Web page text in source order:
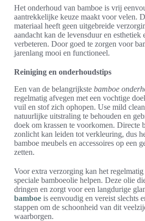
Het onderhoud van bamboe is vrij
aantrekkelijke keuze maakt voor velen.
materiaal heeft geen uitgebreide
aandacht kan de levensduur en esthetiek
verbeteren. Door goed te zorgen voor
jarenlang mooi en functioneel.
Reiniging en onderhoudstips
Een van de belangrijkste bamboe
regelmatig afvegen met een vochtige
vuil en stof zich ophopen. Use mild
natuurlijke uitstraling te behouden en
doek om krassen te voorkomen. Directe
zonlicht kan leiden tot verkleuring, dus
bamboe meubels en accessoires op een
zetten.
Voor extra verzorging kan het regelmatig
speciale bamboeolie helpen. Deze olie
dringen en zorgt voor een langdurige
bamboe is eenvoudig en vereist slechts
stappen om de schoonheid van dit
waarborgen.